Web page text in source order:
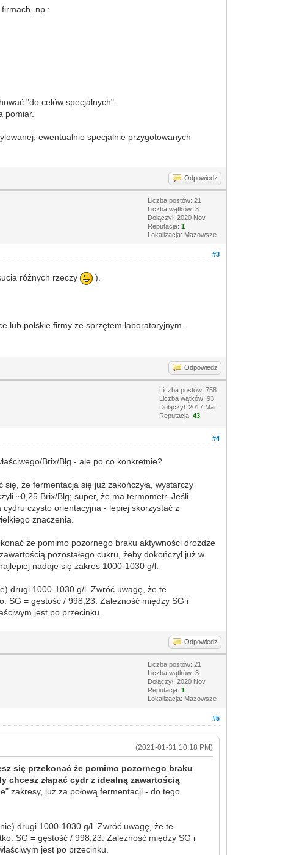
np.:
"do celów specjalnych".
pomiar.
ewentualnie specjalnie przygotowanych
Odpowiedz
Liczba postów: 21
Liczba wątków: 3
Dołączył: 2020 Nov
Reputacja:1
Lokalizacja: Mazowsze
#3
różnych rzeczy
).
lub polskie firmy ze sprzętem laboratoryjnym -
Odpowiedz
Liczba postów: 758
Liczba wątków: 93
Dołączył: 2017 Mar
Reputacja:43
#4
Brix/Blg - ale po co konkretnie?
że fermentacja się już zakończyła, wystarczy
~0,25 Brix/Blg; super, że ma termometr. Jeśli
czysto orientacyjna - lepiej skorzystać z
znaczenia.
że pomimo pozornego braku aktywności drożdże
pozostałego cukru, żeby dokończył już w
nadaje się zakres 1000-1030 g/l.
drugi 1000-1030 g/l. Zwróć uwagę, że te
SG = gęstość / 998,23. Zależność między SG i
jest po przecinku.
Odpowiedz
Liczba postów: 21
Liczba wątków: 3
Dołączył: 2020 Nov
Reputacja:1
Lokalizacja: Mazowsze
#5
(2021-01-31 10:18 PM)
się przekonać że pomimo pozornego braku
złapać cydr z idealną zawartością
zakresy, już za połową fermentacji - do tego
drugi 1000-1030 g/l. Zwróć uwagę, że te
SG = gęstość / 998,23. Zależność między SG i
jest po przecinku.